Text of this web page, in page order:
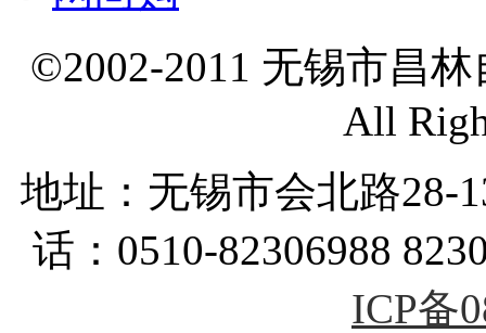
©2002-2011 无锡市昌
All
地址：无锡市会北路28-
话：0510-82306988
ICP备